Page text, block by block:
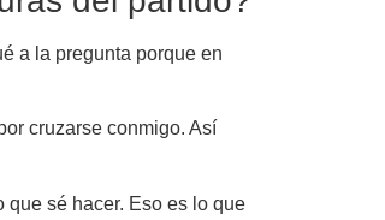
a la pregunta porque en
cruzarse conmigo. Así
que sé hacer. Eso es lo que